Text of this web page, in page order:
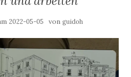
2022-05-05 von guidoh